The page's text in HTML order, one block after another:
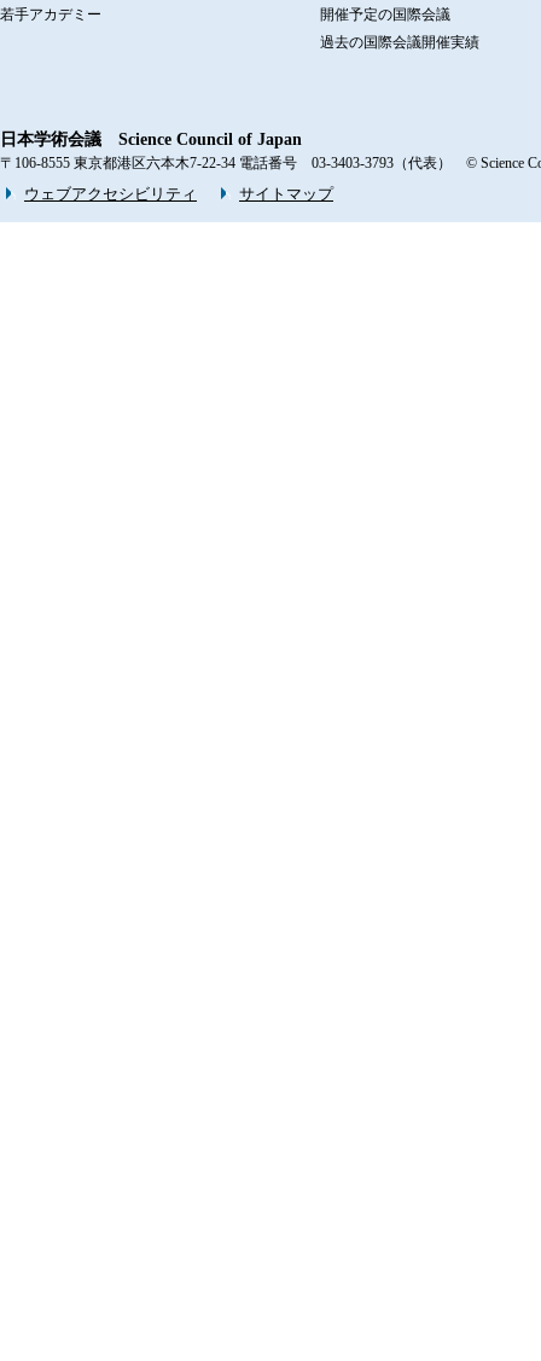
若手アカデミー
開催予定の国際会議
過去の国際会議開催実績
日本学術会議 Science Council of Japan
〒106-8555 東京都港区六本木7-22-34 電話番号 03-3403-3793（代表） © Science
ウェブアクセシビリティ サイトマップ